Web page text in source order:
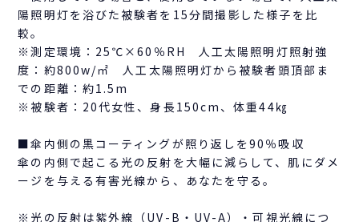
陽照明灯を浴びた被験者を15分間撮影した様子を比
較。
※測定環境：25℃×60％RH 人工太陽照明灯照射強
度：約800w/㎡ 人工太陽照明灯から被験者頭頂部ま
での距離：約1.5m
※被験者：20代女性、身長150cm、体重44㎏
■傘内側の黒コーティングが照り返しを90％吸収
傘の内側で起こる光の反射を大幅に減らして、肌にダメ
ージを与える有害光線から、あなたを守る。
※光の反射は紫外線（UV-B・UV-A）・可視光線につ